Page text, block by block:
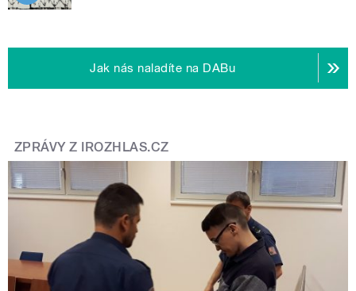
Jak nás naladíte na DABu
ZPRÁVY Z IROZHLAS.CZ